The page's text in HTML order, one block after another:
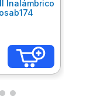
Inalámbrico